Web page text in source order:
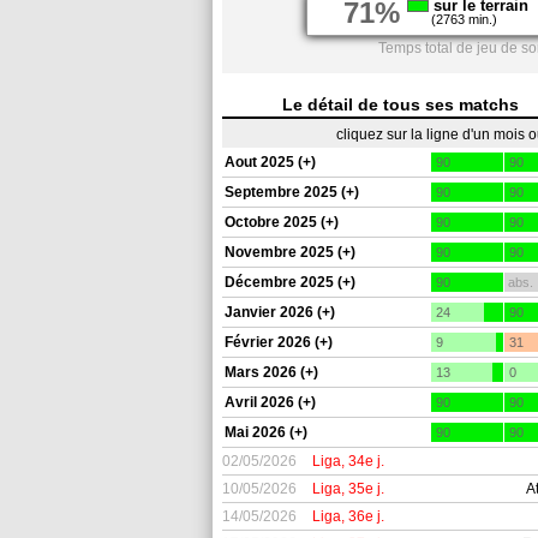
71% sur le terrain
(2763 min.)
Temps total de jeu de
Le détail de tous ses matchs
cliquez sur la ligne d'un mois
Aout 2025 (+)
90 90
Septembre 2025 (+) 90 90
Octobre 2025 (+) 90 90
Novembre 2025 (+) 90 90
Décembre 2025 (+) 90 abs.
Janvier 2026 (+) 24 90
Février 2026 (+) 9 31
Mars 2026 (+) 13 0
Avril 2026 (+) 90 90
Mai 2026 (+) 90 90
02/05/2026 Liga, 34e j.
10/05/2026
Liga, 35e j.
14/05/2026
Liga, 36e j.